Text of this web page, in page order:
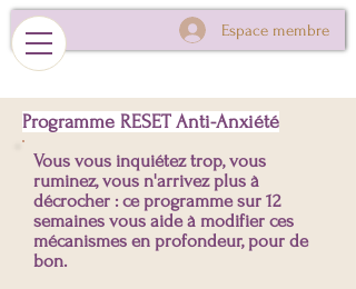
Espace membre
Programme RESET Anti-Anxiété
Vous vous inquiétez trop, vous
ruminez, vous n'arrivez plus à
décrocher : ce programme sur 12
semaines vous aide à modifier ces
mécanismes en profondeur, pour de
bon.